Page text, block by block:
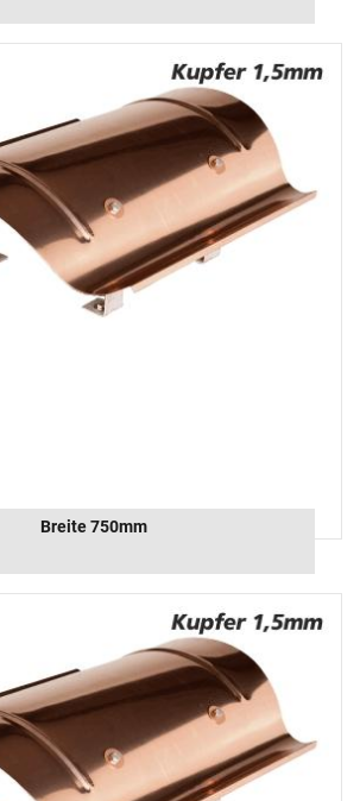
Breite 750mm